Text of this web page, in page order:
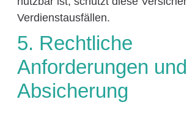
Verdienstausfällen.
5. Rechtliche
Anforderungen und
Absicherung